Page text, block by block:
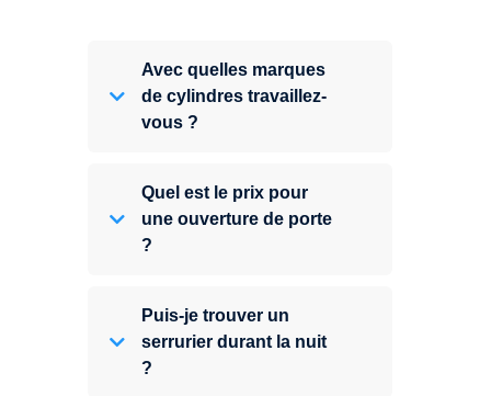
Avec quelles marques
de cylindres travaillez-
vous ?
Quel est le prix pour
une ouverture de porte
?
Puis-je trouver un
serrurier durant la nuit
?